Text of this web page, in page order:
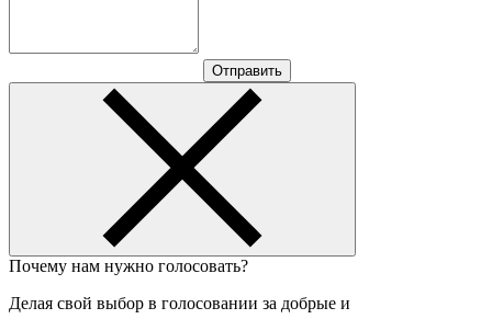
Отправить
Почему нам нужно голосовать?
Делая свой выбор в голосовании за добрые и